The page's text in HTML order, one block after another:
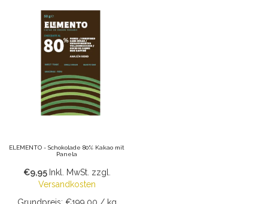
ELEMENTO - Schokolade 80% Kakao mit
Panela
€9,95 Inkl. MwSt. zzgl.
Versandkosten